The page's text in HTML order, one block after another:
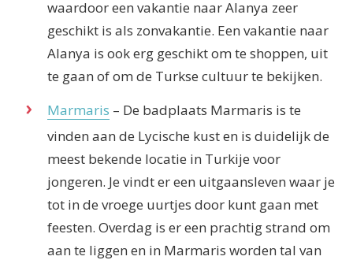
waardoor een vakantie naar Alanya zeer
geschikt is als zonvakantie. Een vakantie naar
Alanya is ook erg geschikt om te shoppen, uit
te gaan of om de Turkse cultuur te bekijken.
Marmaris – De badplaats Marmaris is te
vinden aan de Lycische kust en is duidelijk de
meest bekende locatie in Turkije voor
jongeren. Je vindt er een uitgaansleven waar je
tot in de vroege uurtjes door kunt gaan met
feesten. Overdag is er een prachtig strand om
aan te liggen en in Marmaris worden tal van